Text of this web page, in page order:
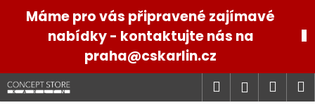
Máme pro vás připravené zajímavé
nabídky - kontaktujte nás na
praha@cskarlin.cz
Hledat
k
Zpět
Zpět
C
o